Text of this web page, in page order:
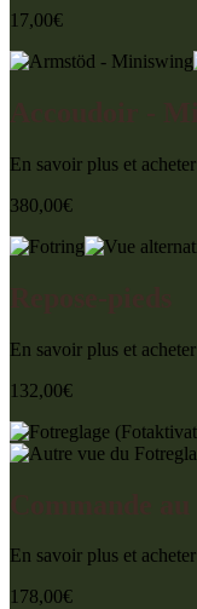
17,00€
En savoir plus et acheter
380,00€
En savoir plus et acheter
132,00€
En savoir plus et acheter
178,00€